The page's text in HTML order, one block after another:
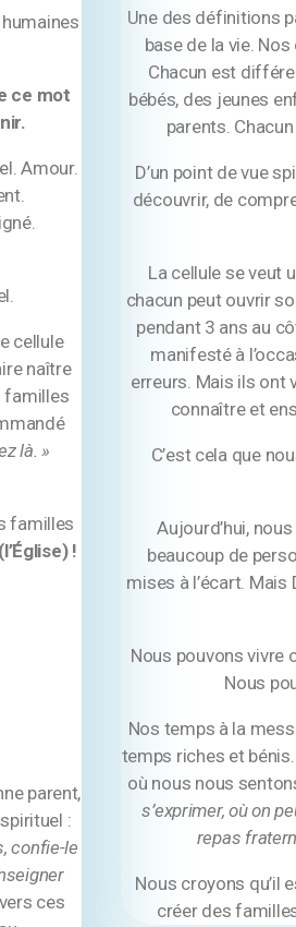
ce mot
Amour.
cellule
naître
familles
là. »
familles
!
parent,
:
confie-le
ces
Une des définitions
base de la vie.
Chacun est
bébés, des jeunes
parents.
D’un point de vue
découvrir, de
La cellule se veut
chacun peut ouvrir
pendant 3 ans au
manifesté à
erreurs. Mais ils ont
connaître et
C’est cela que
Aujourd’hui,
beaucoup de
mises à l’écart.
Nous pouvons vivre
Nous
Nos temps à la
temps riches et
où nous nous
s’exprimer, où on
repas
Nous croyons qu’il
créer des